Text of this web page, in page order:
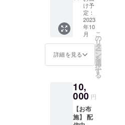
す。
フェス
楽しそ
うだか
ら、1曲
参加し
てみた
じめて
でいき
なり2曲
歌うの
は少し
ヨシタ
ケが事
前に
YouTub
eに動画
を上げ
ておく
等の準
備をし
てもら
いたい
加で
「伴奏2
曲＋リ
ハーサ
ル チ
ケッ
ト」リ
さい。
ご自身
のギ
ター弾
き語り
ターン
は「出
演チ
ケッ
ト」を
ご購入
の方の
みご購
入くだ
このチ
ケット
と同時
に「出
演チ
け予
定：
2023
年10
月
詳細を見る
こ
の
リ
タ
ー
ン
を
選
択
す
る
10,
000 円
【お布
施】 配